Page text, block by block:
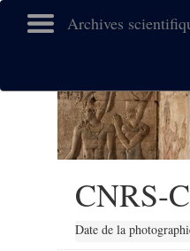
Archives
CNRS-
Date de la